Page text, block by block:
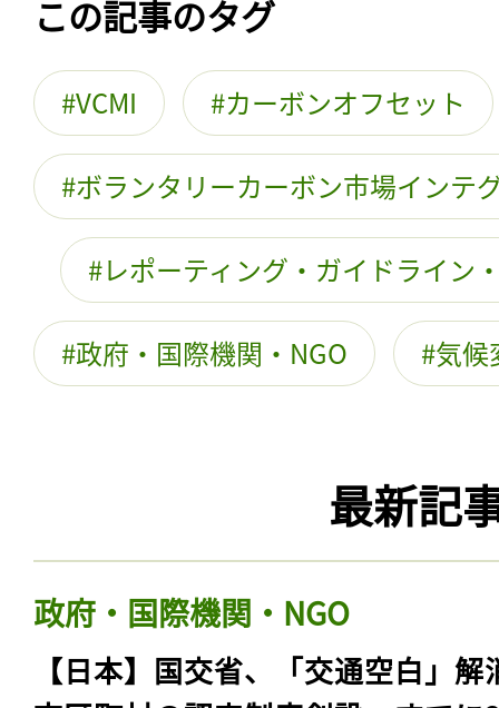
この記事のタグ
VCMI カーボンオフセット
ボランタリーカーボン市場インテ
レポーティング・ガイドライン
政府・国際機関・NGO 気候
最新記
政府・国際機関・NGO
【日本】国交省、「交通空白」解